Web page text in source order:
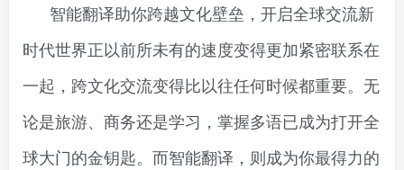
智能翻译助你跨越文化壁垒，开启全球交流新
时代世界正以前所未有的速度变得更加紧密联系在
一起，跨文化交流变得比以往任何时候都重要。无
论是旅游、商务还是学习，掌握多语已成为打开全
球大门的金钥匙。而智能翻译，则成为你最得力的